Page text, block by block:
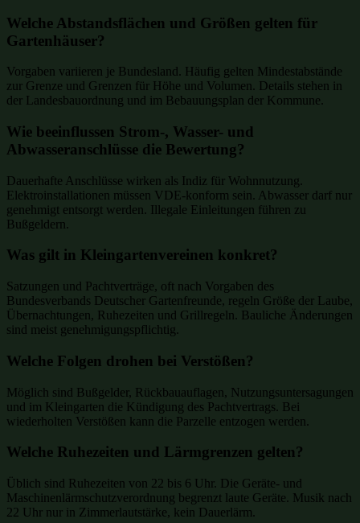
Welche Abstandsflächen und Größen gelten für
Gartenhäuser?
Vorgaben variieren je Bundesland. Häufig gelten Mindestabstände
zur Grenze und Grenzen für Höhe und Volumen. Details stehen in
der Landesbauordnung und im Bebauungsplan der Kommune.
Wie beeinflussen Strom-, Wasser- und
Abwasseranschlüsse die Bewertung?
Dauerhafte Anschlüsse wirken als Indiz für Wohnnutzung.
Elektroinstallationen müssen VDE-konform sein. Abwasser darf nur
genehmigt entsorgt werden. Illegale Einleitungen führen zu
Bußgeldern.
Was gilt in Kleingartenvereinen konkret?
Satzungen und Pachtverträge, oft nach Vorgaben des
Bundesverbands Deutscher Gartenfreunde, regeln Größe der Laube,
Übernachtungen, Ruhezeiten und Grillregeln. Bauliche Änderungen
sind meist genehmigungspflichtig.
Welche Folgen drohen bei Verstößen?
Möglich sind Bußgelder, Rückbauauflagen, Nutzungsuntersagungen
und im Kleingarten die Kündigung des Pachtvertrags. Bei
wiederholten Verstößen kann die Parzelle entzogen werden.
Welche Ruhezeiten und Lärmgrenzen gelten?
Üblich sind Ruhezeiten von 22 bis 6 Uhr. Die Geräte- und
Maschinenlärmschutzverordnung begrenzt laute Geräte. Musik nach
22 Uhr nur in Zimmerlautstärke, kein Dauerlärm.